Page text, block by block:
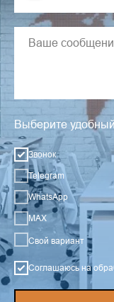
Выберите
Звонок
Telegram
WhatsApp
MAX
Свой вариант
Соглашаюсь на